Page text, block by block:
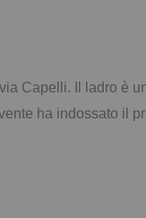
Capelli. Il ladro è
ha indossato il